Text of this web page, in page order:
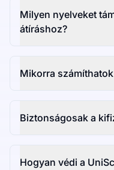
Milyen nyelveket
átíráshoz?
Mikorra
Biztonságosak a
Hogyan védi a